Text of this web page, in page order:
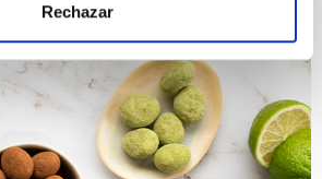
Rechazar